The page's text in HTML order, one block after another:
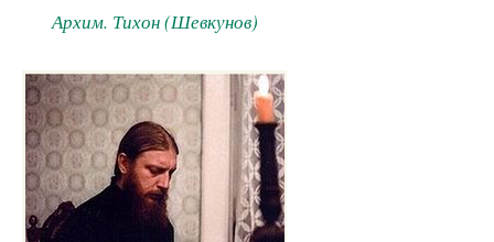
Архим. Тихон (Шевкунов)